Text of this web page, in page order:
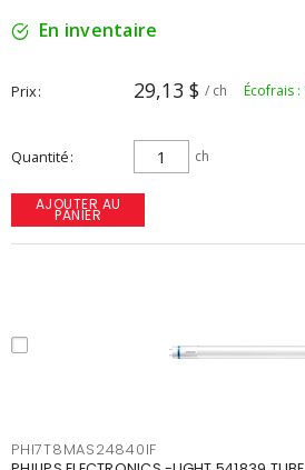
En inventaire
Prix 29,13 $ / ch Écofrais :
Quantité ch
AJOUTER AU
PANIER
PHI7T8MAS24840IF